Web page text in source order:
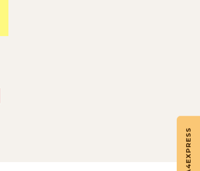
A4
EXPRESS